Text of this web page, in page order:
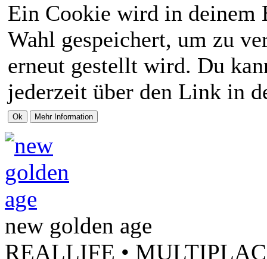
Ein Cookie wird in deinem
Wahl gespeichert, um zu
erneut gestellt wird. Du
jederzeit über den Link in
new golden age
REALLIFE •